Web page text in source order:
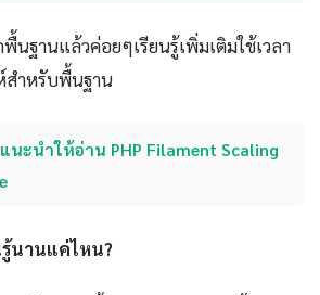
พื้นฐานแล้วค่อยๆเรียนรู้เพิ่มเติมใช้เวลา
ำหรับพื้นฐาน
แนะนำให้อ่าน PHP Filament Scaling
รู้นานแค่ไหน?